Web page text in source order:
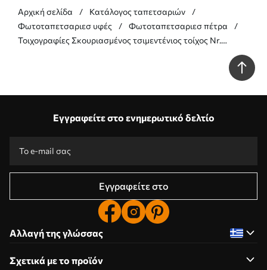
Αρχική σελίδα
Κατάλογος ταπετσαριών
Φωτοταπετσαριεσ υφές
Φωτοταπετσαριεσ πέτρα
Τοιχογραφίες Σκουριασμένος τσιμεντένιος τοίχος Nr.
Εγγραφείτε στο ενημερωτικό δελτίο
Εγγραφείτε στο
Αλλαγή της γλώσσας
Σχετικά με το προϊόν